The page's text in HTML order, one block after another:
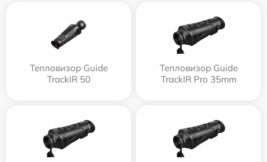
Тепловизор Guide
TrackIR 50
Тепловизор Guide
TrackIR Pro 35mm